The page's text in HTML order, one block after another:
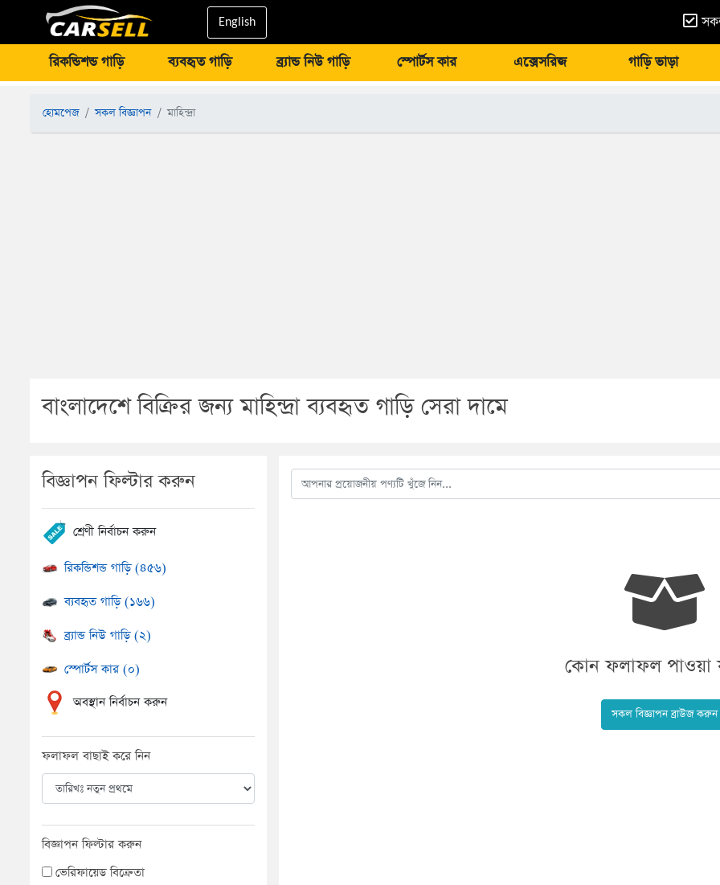
English
রিকন্ডিশন্ড গাড়ি ব্যবহৃত গাড়ি ব্র্যান্ড নিউ গাড়ি স্পোর্টস কার এক্সেসরিজ গাড়ি ভাড়া
হোমপেজ সকল বিজ্ঞাপন মাহিন্দ্রা
বাংলাদেশে বিক্রির জন্য মাহিন্দ্রা ব্যবহৃত গাড়ি সেরা দামে
বিজ্ঞাপন ফিল্টার করুন
শ্রেণী নির্বাচন করুন
রিকন্ডিশন্ড গাড়ি (৪৫৬)
ব্যবহৃত গাড়ি (১৬৬)
ব্র্যান্ড নিউ গাড়ি (২)
স্পোর্টস কার (০)
অবস্থান নির্বাচন করুন
ফলাফল বাছাই করে নিন
বিজ্ঞাপন ফিল্টার করুন
ভেরিফায়েড বিক্রেতা
কোন ফলাফল পাওয়া
সকল বিজ্ঞাপন ব্রাউজ করুন